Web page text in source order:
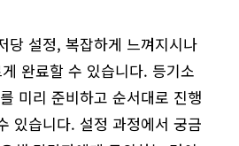
당 설정, 복잡하게 느껴지시나
완료할 수 있습니다. 등기소
미리 준비하고 순서대로 진행
있습니다. 설정 과정에서 궁금